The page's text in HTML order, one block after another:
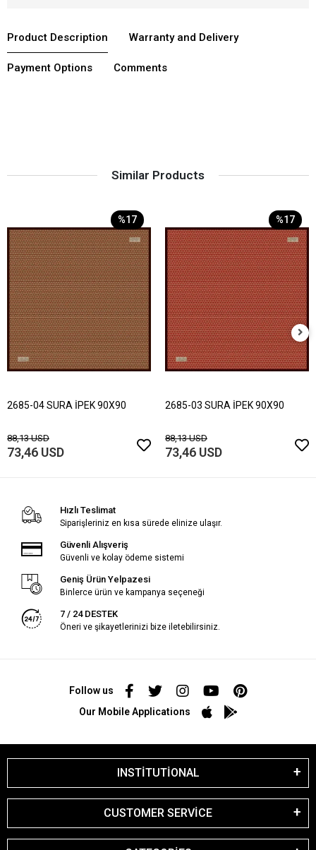
Product Description Warranty and Delivery
Payment Options Comments
Similar Products
%17
2685-04 SURA İPEK 90X90
88,13 USD
73,46 USD
%17
2685-03 SURA İPEK 90X90
88,13 USD
73,46 USD
Hızlı Teslimat
Siparişleriniz en kısa sürede elinize ulaşır.
Güvenli Alışveriş
Güvenli ve kolay ödeme sistemi
Geniş Ürün Yelpazesi
Binlerce ürün ve kampanya seçeneği
7 / 24 DESTEK
Öneri ve şikayetlerinizi bize iletebilirsiniz.
Follow us
Our Mobile Applications
INSTİTUTİONAL
CUSTOMER SERVİCE